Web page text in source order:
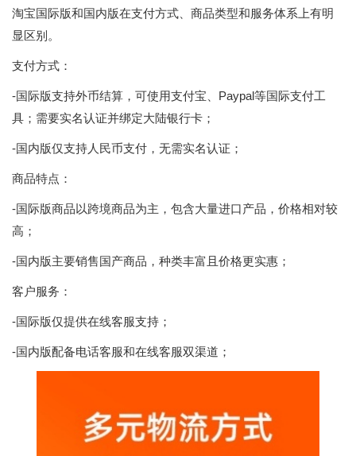
淘宝国际版和国内版在支付方式、商品类型和服务体系上有明
显区别。
支付方式：
-国际版支持外币结算，可使用支付宝、Paypal等国际支付工
具；需要实名认证并绑定大陆银行卡；
-国内版仅支持人民币支付，无需实名认证；
商品特点：
-国际版商品以跨境商品为主，包含大量进口产品，价格相对较
高；
-国内版主要销售国产商品，种类丰富且价格更实惠；
客户服务：
-国际版仅提供在线客服支持；
-国内版配备电话客服和在线客服双渠道；